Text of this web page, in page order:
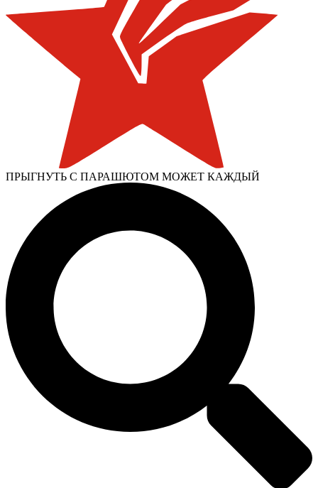
ПРЫГНУТЬ С ПАРАШЮТОМ МОЖЕТ КАЖДЫЙ